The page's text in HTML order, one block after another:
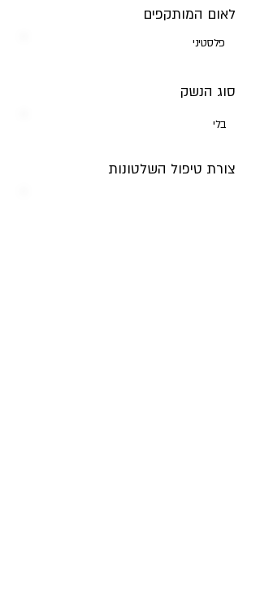
לאום המותקפים
פלסטיני
סוג הנשק
בלי
צורת טיפול השלטונות